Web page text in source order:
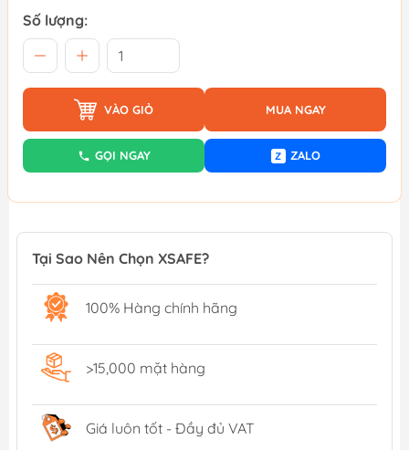
Số lượng:
VÀO GIỎ MUA NGAY
GỌI NGAY Z ZALO
Tại Sao Nên Chọn XSAFE?
100% Hàng chính hãng
>15,000 mặt hàng
Giá luôn tốt - Đầy đủ VAT